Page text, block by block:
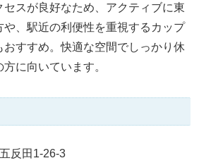
スが良好なため、アクティブに東
、駅近の利便性を重視するカップ
おすすめ。快適な空間でしっかり休
に向いています。
反田1-26-3